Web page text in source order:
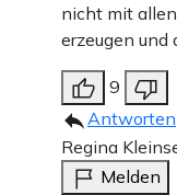
nicht mit
erzeugen und
9
Antworten
Regina
Melden